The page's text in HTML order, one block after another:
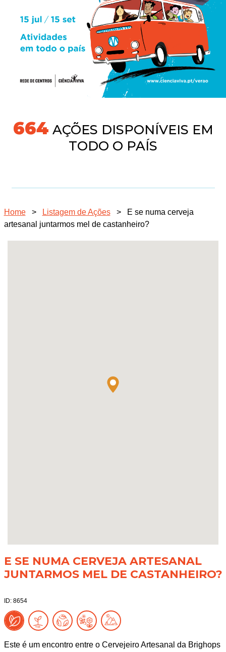
718AÇÕES DISPONÍVEIS EM
TODO O PAÍS
Home > Listagem de Ações >
E se numa cerveja
artesanal juntarmos mel de castanheiro?
E SE NUMA CERVEJA ARTESANAL
JUNTARMOS MEL DE CASTANHEIRO?
ID: 8654
Este é um encontro entre o Cervejeiro Artesanal da Brighops